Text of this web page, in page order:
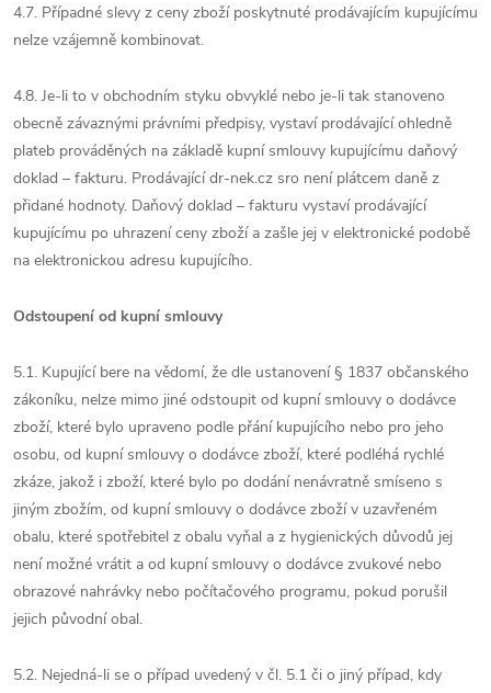
4.7. Případné slevy z ceny zboží poskytnuté prodávajícím kupujícímu
nelze vzájemně kombinovat.
4.8. Je-li to v obchodním styku obvyklé nebo je-li tak stanoveno
obecně závaznými právními předpisy, vystaví prodávající ohledně
plateb prováděných na základě kupní smlouvy kupujícímu daňový
doklad – fakturu. Prodávající dr-nek.cz sro není plátcem daně z
přidané hodnoty. Daňový doklad – fakturu vystaví prodávající
kupujícímu po uhrazení ceny zboží a zašle jej v elektronické podobě
na elektronickou adresu kupujícího.
Odstoupení od kupní smlouvy
5.1. Kupující bere na vědomí, že dle ustanovení § 1837 občanského
zákoníku, nelze mimo jiné odstoupit od kupní smlouvy o dodávce
zboží, které bylo upraveno podle přání kupujícího nebo pro jeho
osobu, od kupní smlouvy o dodávce zboží, které podléhá rychlé
zkáze, jakož i zboží, které bylo po dodání nenávratně smíseno s
jiným zbožím, od kupní smlouvy o dodávce zboží v uzavřeném
obalu, které spotřebitel z obalu vyňal a z hygienických důvodů jej
není možné vrátit a od kupní smlouvy o dodávce zvukové nebo
obrazové nahrávky nebo počítačového programu, pokud porušil
jejich původní obal.
5.2. Nejedná-li se o případ uvedený v čl. 5.1 či o jiný případ, kdy